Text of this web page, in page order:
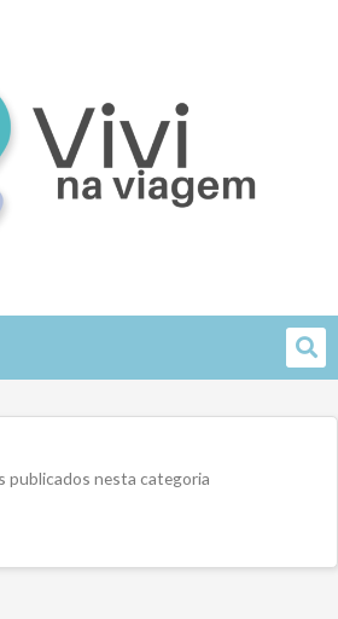
publicados nesta categoria